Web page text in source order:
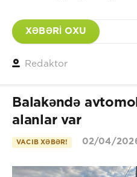
XƏBƏRİ OXU
Redaktor
Balakəndə
alanlar var
VACIB XƏBƏR! 02/04/